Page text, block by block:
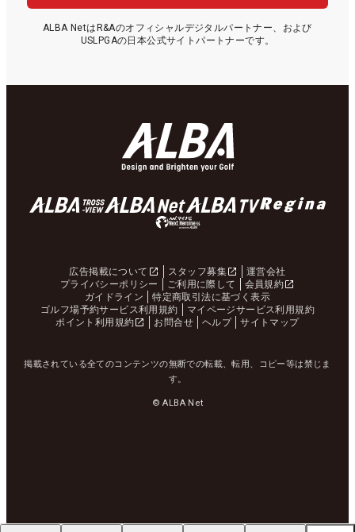
ALBA NetはR&Aのオフィシャルデジタルパートナー、および
USLPGAの日本公式サイトパートナーです。
広告掲載について スタッフ募集
運営会社
プライバシーポリシー
ご利用に際して
会員規約
ガイドライン
特定商取引法に基づく表示
ゴルフ場予約サービス利用規約
マイページサービス利用規約
ポイント利用規約
お問合せ ヘルプ サイトマップ
掲載されている全てのコンテンツの無断での転載、転用、コピー等は禁じま
す。
© ALBA Net